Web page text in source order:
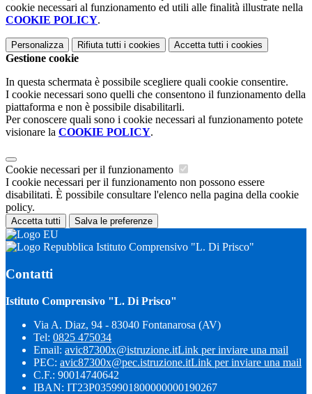
cookie necessari al funzionamento ed utili alle finalità illustrate nella
COOKIE POLICY.
Personalizza Rifiuta tutti i cookies Accetta tutti i cookies
Gestione cookie
In questa schermata è possibile scegliere quali cookie consentire.
I cookie necessari sono quelli che consentono il funzionamento della
piattaforma e non è possibile disabilitarli.
Per conoscere quali sono i cookie necessari al funzionamento potete
visionare la COOKIE POLICY.
Cookie necessari per il funzionamento
I cookie necessari per il funzionamento non possono essere
disabilitati. È possibile consultare l'elenco nella pagina della cookie
policy.
Accetta tutti Salva le preferenze
Istituto Comprensivo "L. Di Prisco"
Contatti
Istituto Comprensivo "L. Di Prisco"
Via A. Diaz, 94 - 83040 Fontanarosa (AV)
Tel: 0825 475034
Email: avic87300x@istruzione.itLink per inviare una mail
PEC: avic87300x@pec.istruzione.itLink per inviare una mail
C.F.: 90014740642
IBAN: IT23P0359901800000000190267